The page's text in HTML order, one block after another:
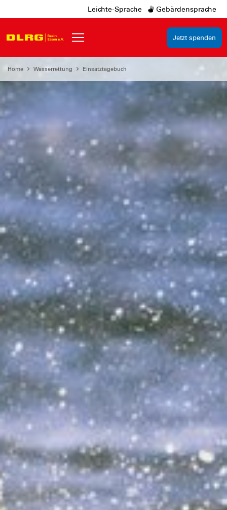
Leichte-Sprache Gebärdensprache
Jetzt spenden
Home Wasserrettung Einsatztagebuch
seit 1925 im Einsatz in
Essen
Wasserrettung
am
Baldeneysee
und Ruhr